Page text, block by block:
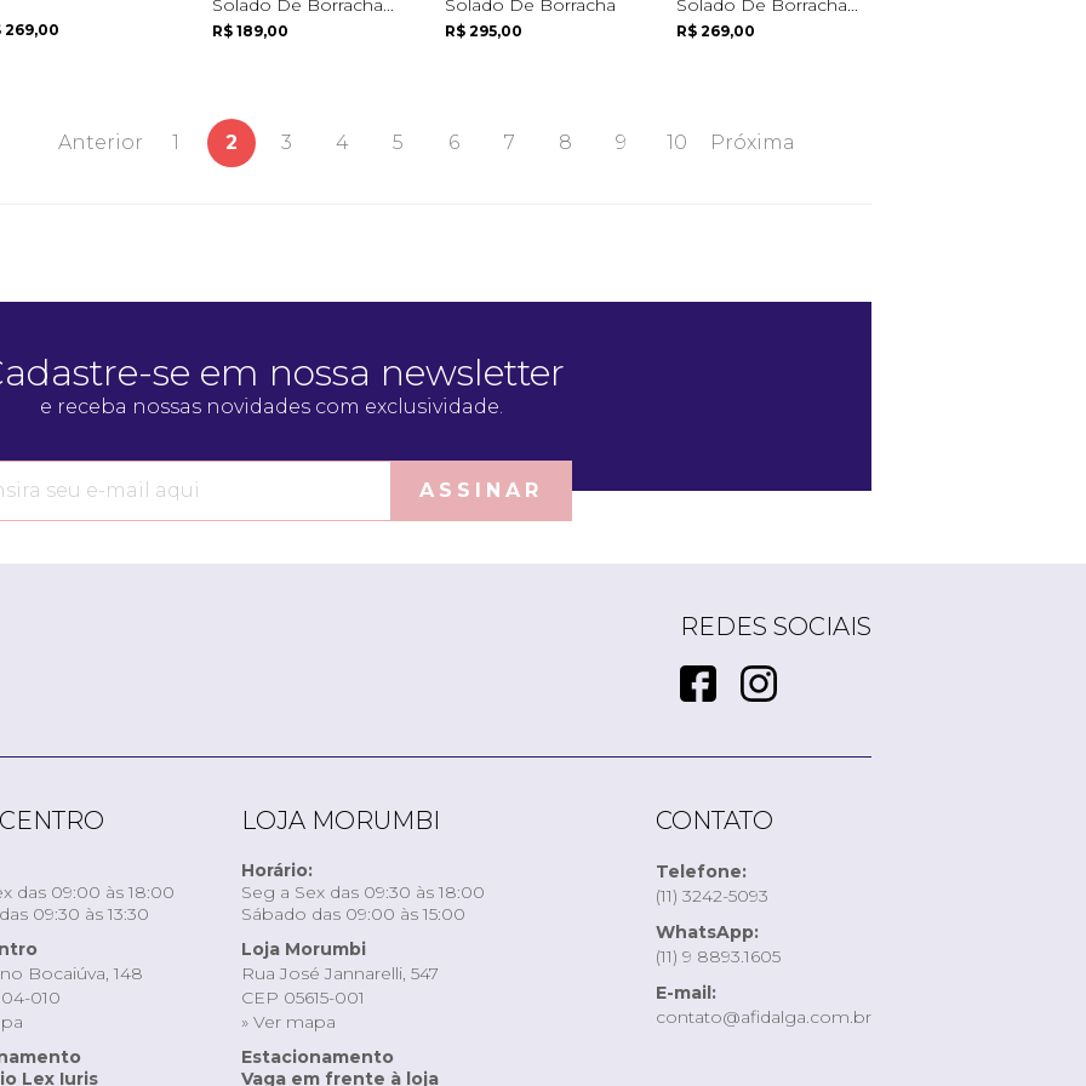
269,00 R$ 189,00 R$ 295,00 R$ 269,00
Anterior 1 2 3 4 5 6 7 8 9 10 Próxima
se em nossa newsletter
e receba nossas novidades com exclusividade.
ASSINAR
REDES SOCIAIS
das 09:00 às 18:00
09:30 às 13:30
Bocaiúva, 148
010
Lex Iuris
LOJA MORUMBI
Horário:
Seg a Sex das 09:30 às 18:00
Sábado das 09:00 às 15:00
Loja Morumbi
Rua José Jannarelli, 547
CEP 05615-001
» Ver mapa
Estacionamento
Vaga em frente à loja
CONTATO
Telefone:
(11) 3242-5093
WhatsApp:
(11) 9 8893.1605
E-mail:
contato@afidalga.com.br